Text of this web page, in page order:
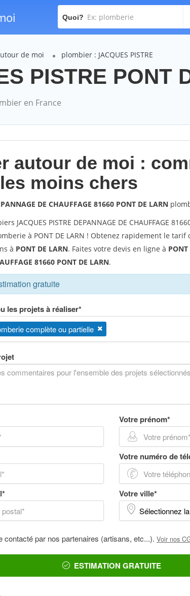
Quoi?
de moi plombier : JACQUES PISTRE
PISTRE PONT
en France
autour de moi :
moins chers
DE CHAUFFAGE 81660 PONT DE LARN
JACQUES PISTRE DEPANNAGE DE CHAUFFAGE
à PONT DE LARN ! Obtenez rapidement le
à PONT DE LARN. Faites votre devis en ligne à PONT
81660 PONT DE LARN.